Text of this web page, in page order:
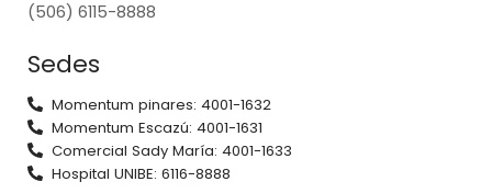
(506) 6115-8888
Sedes
Momentum pinares: 4001-1632
Momentum Escazú: 4001-1631
Comercial Sady María: 4001-1633
Hospital UNIBE: 6116-8888